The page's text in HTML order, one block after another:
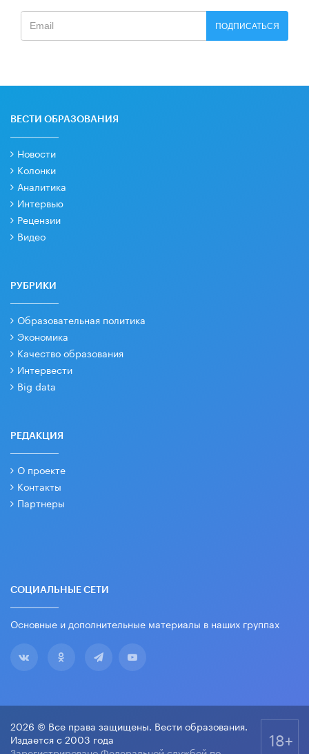
ПОДПИСАТЬСЯ
ВЕСТИ ОБРАЗОВАНИЯ
Новости
Колонки
Аналитика
Интервью
Рецензии
Видео
РУБРИКИ
Образовательная политика
Экономика
Качество образования
Интервести
Big data
РЕДАКЦИЯ
О проекте
Контакты
Партнеры
СОЦИАЛЬНЫЕ СЕТИ
Основные и дополнительные материалы в наших группах
2026 © Все права защищены. Вести образования.
Издается с 2003 года
18+